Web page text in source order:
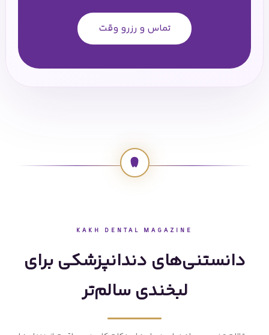
تماس و رزرو وقت
KAKH DENTAL MAGAZINE
دانستنی‌های دندانپزشکی برای
لبخندی سالم‌تر